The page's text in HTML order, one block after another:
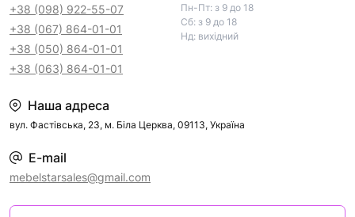
+38 (098) 922-55-07
+38 (067) 864-01-01
+38 (050) 864-01-01
+38 (063) 864-01-01
Пн-Пт: з 9 до 18
Сб: з 9 до 18
Нд: вихідний
Наша адреса
вул. Фастівська, 23, м. Біла Церква, 09113, Україна
E-mail
mebelstarsales@gmail.com